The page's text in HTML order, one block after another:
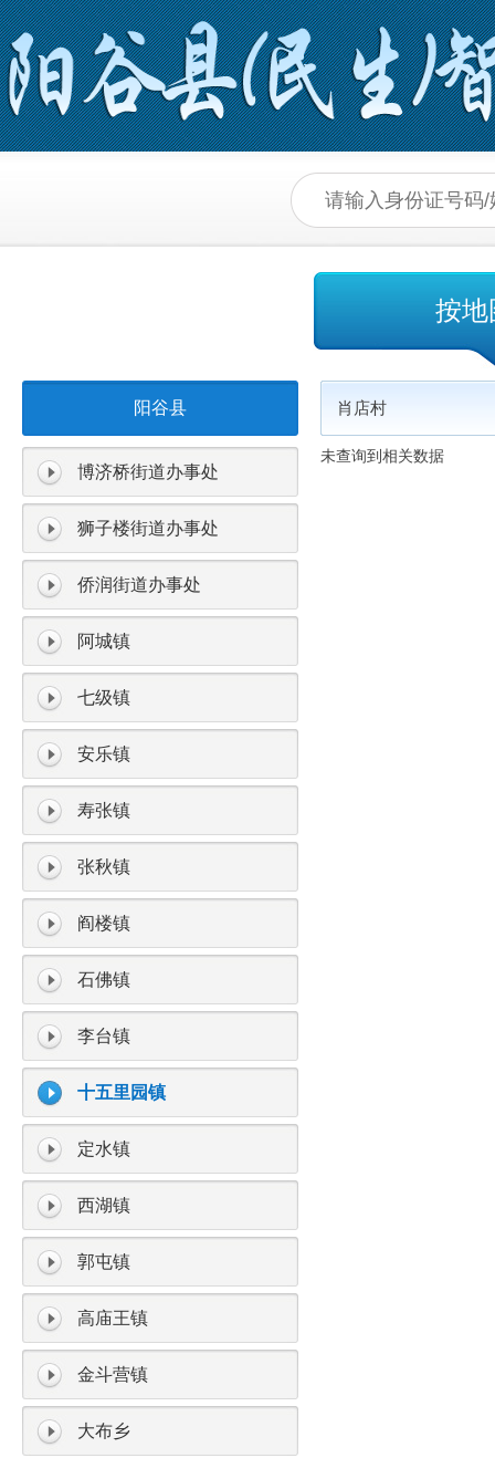
按地
阳谷县
博济桥街道办事处
狮子楼街道办事处
侨润街道办事处
阿城镇
七级镇
安乐镇
寿张镇
张秋镇
阎楼镇
石佛镇
李台镇
十五里园镇
定水镇
西湖镇
郭屯镇
高庙王镇
金斗营镇
大布乡
肖店村
未查询到相关数据